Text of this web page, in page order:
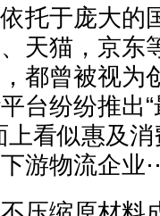
托于庞大的
天猫，京东
都曾被视为
台纷纷推出“
上看似惠及
下游物流企